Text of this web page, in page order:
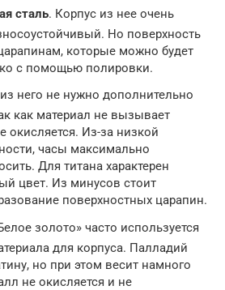
сталь. Корпус из нее очень
Но поверхность
которые можно будет
с помощью полировки.
него не нужно дополнительно
как материал не вызывает
окисляется. Из-за низкой
часы максимально
Для титана характерен
цвет. Из минусов стоит
поверхностных царапин.
золото» часто используется
для корпуса. Палладий
но при этом весит намного
не окисляется и не